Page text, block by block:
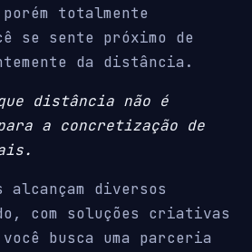
totalmente
se sente próximo de
da distância.
distância não é
a concretização de
alcançam diversos
com soluções criativas
busca uma parceria